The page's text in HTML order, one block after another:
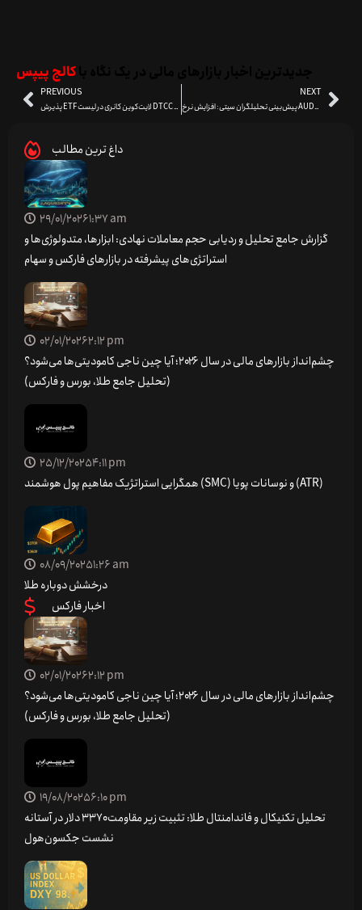
کالج پیپس
PREVIOUS
پذیرش ETF لایت‌کوین کانری در لیست DTCC قبل از تأیید کمیسیون بورس و اوراق بهادار آمریکا
NEXT
پیش‌بینی تحلیلگران سیتی: افزایش نرخ AUD/NZD و ریسک نزولی برای NZD/JPY
داغ ترین مطالب
29/01/20261:37 am
گزارش جامع تحلیل و ردیابی حجم معاملات نهادی: ابزارها، متدولوژی‌ها و
استراتژی‌های پیشرفته در بازارهای فارکس و سهام
02/01/20262:12 pm
چشم‌انداز بازارهای مالی در سال ۲۰۲۶؛ آیا چین ناجی کامودیتی‌ها می‌شود؟
(تحلیل جامع طلا، بورس و فارکس)
25/12/20254:11 pm
همگرایی استراتژیک مفاهیم پول هوشمند (SMC) و نوسانات پویا (ATR)
08/09/20251:26 am
درخشش دوباره طلا
اخبار فارکس
02/01/20262:12 pm
چشم‌انداز بازارهای مالی در سال ۲۰۲۶؛ آیا چین ناجی کامودیتی‌ها می‌شود؟
(تحلیل جامع طلا، بورس و فارکس)
19/08/20256:10 pm
تحلیل تکنیکال و فاندامنتال طلا: تثبیت زیر مقاومت ۳۳۷۰ دلار در آستانه
نشست جکسون‌هول